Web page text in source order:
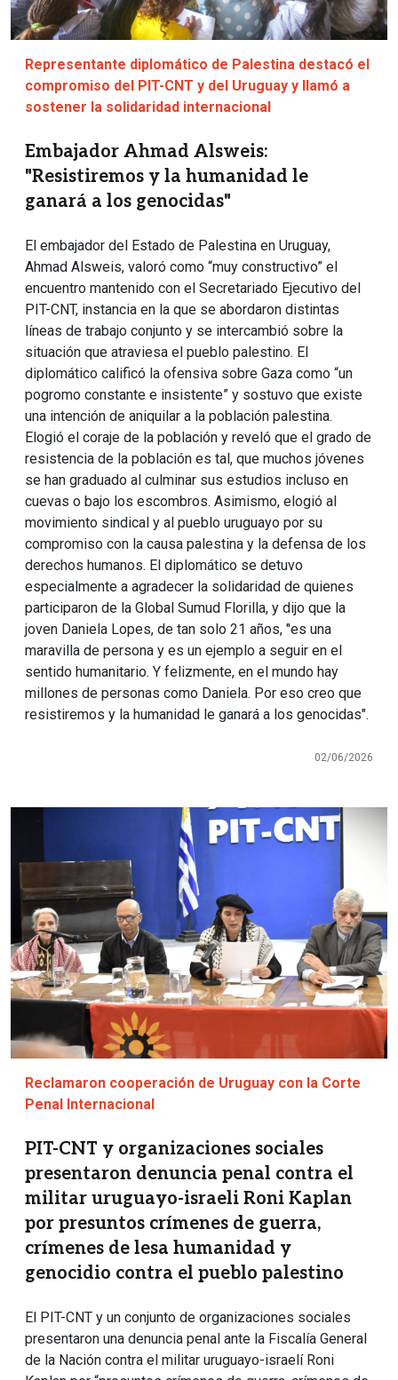
Representante diplomático de Palestina destacó el
compromiso del PIT-CNT y del Uruguay y llamó a
sostener la solidaridad internacional
Embajador Ahmad Alsweis:
"Resistiremos y la humanidad le
ganará a los genocidas"
El embajador del Estado de Palestina en Uruguay,
Ahmad Alsweis, valoró como “muy constructivo” el
encuentro mantenido con el Secretariado Ejecutivo del
PIT-CNT, instancia en la que se abordaron distintas
líneas de trabajo conjunto y se intercambió sobre la
situación que atraviesa el pueblo palestino. El
diplomático calificó la ofensiva sobre Gaza como “un
pogromo constante e insistente” y sostuvo que existe
una intención de aniquilar a la población palestina.
Elogió el coraje de la población y reveló que el grado de
resistencia de la población es tal, que muchos jóvenes
se han graduado al culminar sus estudios incluso en
cuevas o bajo los escombros. Asimismo, elogió al
movimiento sindical y al pueblo uruguayo por su
compromiso con la causa palestina y la defensa de los
derechos humanos. El diplomático se detuvo
especialmente a agradecer la solidaridad de quienes
participaron de la Global Sumud Florilla, y dijo que la
joven Daniela Lopes, de tan solo 21 años, "es una
maravilla de persona y es un ejemplo a seguir en el
sentido humanitario. Y felizmente, en el mundo hay
millones de personas como Daniela. Por eso creo que
resistiremos y la humanidad le ganará a los genocidas".
02/06/2026
Imagen
Reclamaron cooperación de Uruguay con la Corte
Penal Internacional
PIT-CNT y organizaciones sociales
presentaron denuncia penal contra el
militar uruguayo-israeli Roni Kaplan
por presuntos crímenes de guerra,
crímenes de lesa humanidad y
genocidio contra el pueblo palestino
El PIT-CNT y un conjunto de organizaciones sociales
presentaron una denuncia penal ante la Fiscalía General
de la Nación contra el militar uruguayo-israelí Roni